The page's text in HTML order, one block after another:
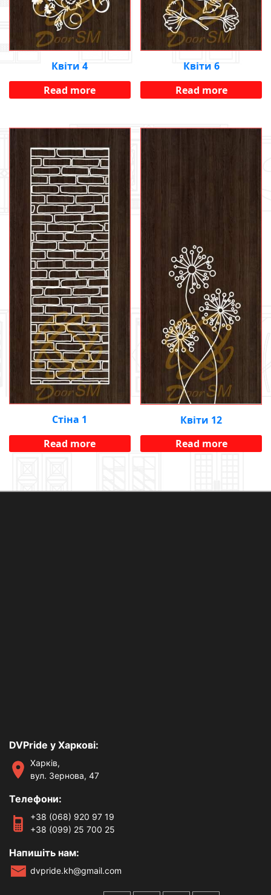
Квіти 4
Read more
Квіти 6
Read more
Стіна 1
Read more
Квіти 12
Read more
DVPride у Харкові:
Харків,
вул. Зернова, 47
Телефони:
+38 (068) 920 97 19
+38 (099) 25 700 25
Напишіть нам:
dvpride.kh@gmail.com